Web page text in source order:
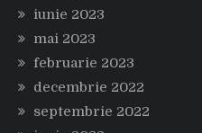
iunie 2023
mai 2023
februarie 2023
decembrie 2022
septembrie 2022